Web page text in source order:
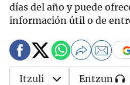
días del año y puede
información útil o de
Itzuli Entzun